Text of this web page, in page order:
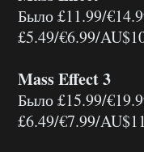
Было £11.99/
£5.49/€6.99/
Mass Effect 3
Было £15.99/
£6.49/€7.99/